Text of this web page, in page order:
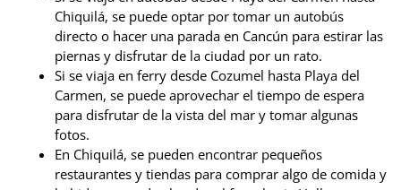
Chiquilá, se puede optar por tomar un autobús
directo o hacer una parada en Cancún para estirar las
piernas y disfrutar de la ciudad por un rato.
Si se viaja en ferry desde Cozumel hasta Playa del
Carmen, se puede aprovechar el tiempo de espera
para disfrutar de la vista del mar y tomar algunas
fotos.
En Chiquilá, se pueden encontrar pequeños
restaurantes y tiendas para comprar algo de comida y